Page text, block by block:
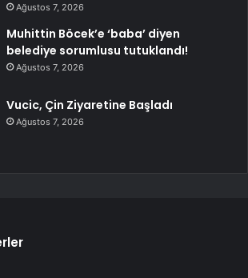
Ağustos 7, 2026
Muhittin Böcek’e ‘baba’ diyen
belediye sorumlusu tutuklandı!
Ağustos 7, 2026
Vucic, Çin Ziyaretine Başladı
Ağustos 7, 2026